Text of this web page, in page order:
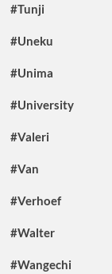
#Tunji
#Uneku
#Unima
#University
#Valeri
#Van
#Verhoef
#Walter
#Wangechi